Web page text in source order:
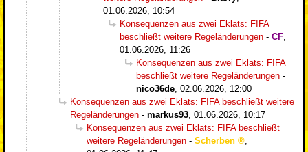
01.06.2026, 10:54
Konsequenzen aus zwei Eklats: FIFA
beschließt weitere Regeländerungen - CF,
01.06.2026, 11:26
Konsequenzen aus zwei Eklats: FIFA
beschließt weitere Regeländerungen -
nico36de, 02.06.2026, 12:00
Konsequenzen aus zwei Eklats: FIFA beschließt weitere
Regeländerungen - markus93, 01.06.2026, 10:17
Konsequenzen aus zwei Eklats: FIFA beschließt
weitere Regeländerungen - Scherben
,